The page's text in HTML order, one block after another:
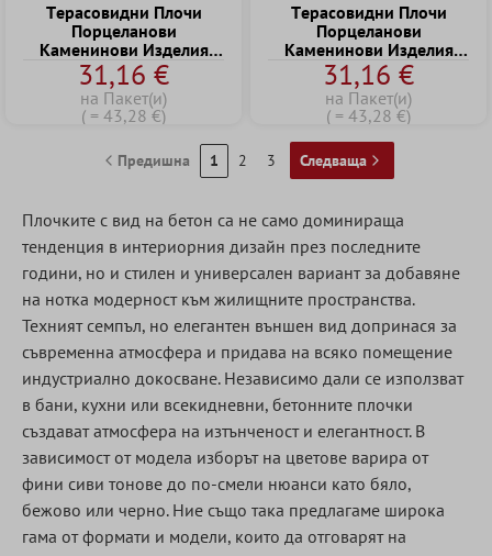
Tерасовидни Плочи
Порцеланови
Kаменинови Изделия
Petersburg Антрацит
60x60x2 cm
31,16 €
на Пакет(и)
( = 43,28 €)
Tерасовидни Плочи
Порцеланови
Kаменинови Изделия
Petersburg Тъмно Сив
60x60x2 cm
31,16 €
на Пакет(и)
( = 43,28 €)
Предишна 1 2 3 Следваща
Плочките с вид на бетон са не само доминираща
тенденция в интериорния дизайн през последните
години, но и стилен и универсален вариант за добавяне
на нотка модерност към жилищните пространства.
Техният семпъл, но елегантен външен вид допринася за
съвременна атмосфера и придава на всяко помещение
индустриално докосване. Независимо дали се използват
в бани, кухни или всекидневни, бетонните плочки
създават атмосфера на изтънченост и елегантност. В
зависимост от модела изборът на цветове варира от
фини сиви тонове до по-смели нюанси като бяло,
бежово или черно. Ние също така предлагаме широка
гама от формати и модели, които да отговарят на